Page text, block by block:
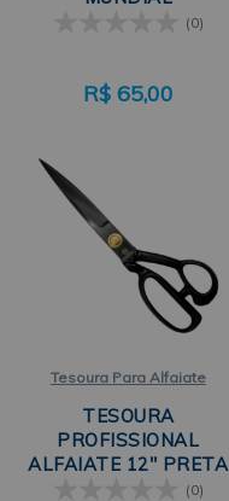
(0)
R$ 65,00
Tesoura Para Alfaiate
TESOURA
PROFISSIONAL
ALFAIATE 12" PRETA
4598-12 MUNDIAL
(0)